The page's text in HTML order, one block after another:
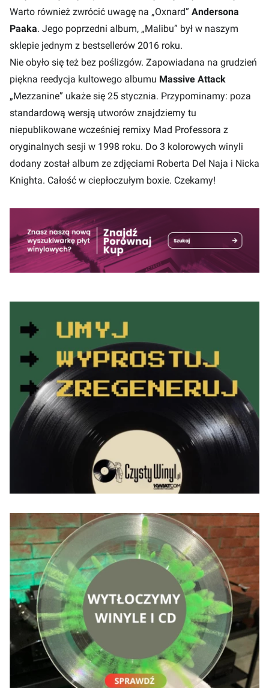
Warto również zwrócić uwagę na „Oxnard” Andersona
Paaka. Jego poprzedni album, „Malibu” był w naszym
sklepie jednym z bestsellerów 2016 roku.
Nie obyło się też bez poślizgów. Zapowiadana na grudzień
piękna reedycja kultowego albumu Massive Attack
„Mezzanine” ukaże się 25 stycznia. Przypominamy: poza
standardową wersją utworów znajdziemy tu
niepublikowane wcześniej remixy Mad Professora z
oryginalnych sesji w 1998 roku. Do 3 kolorowych winyli
dodany został album ze zdjęciami Roberta Del Naja i Nicka
Knighta. Całość w ciepłoczułym boxie. Czekamy!